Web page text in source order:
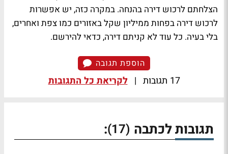
הצלחתם לרכוש דירה בהנחה. במקרה כזה, יש אפשרות
לרכוש דירה בפחות ממיליון שקל באזורים כמו צפת ואחרים,
בלי בעיה. כל עוד לא קניתם דירה, כדאי להירשם.
הוספת תגובה
17 תגובות | לקריאת כל התגובות
תגובות לכתבה (17)
: